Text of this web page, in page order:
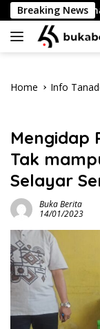
Skip
to
content
Breaking News
Nasional XII 2026
Home Info
Mengidap
Tak
Selayar
Buka Berita
14/01/2023